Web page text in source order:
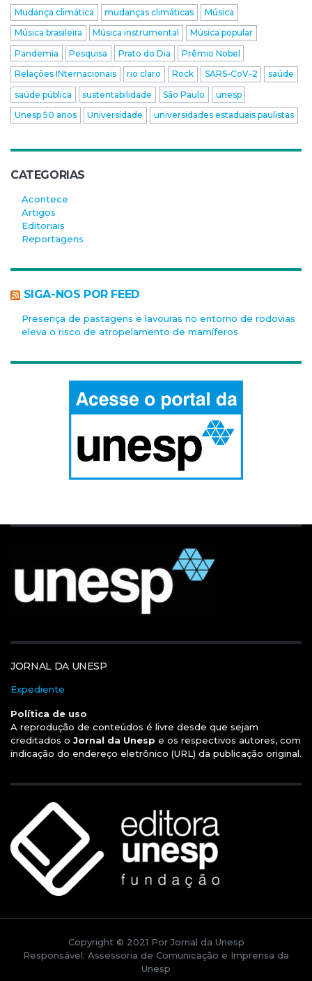
Mudança climática
mudanças climáticas
Música
Música brasileira
Música instrumental
Música popular
Pandemia
Pesquisa Prato do Dia
Prêmio Nobel
Relações INternacionais
rio claro Rock SARS-CoV-2
saúde
saúde pública
sustentabilidade São Paulo
unesp
Unesp 50 anos
Universidade universidades estaduais paulistas
CATEGORIAS
Acontece
Artigos
Editoriais
Reportagens
SIGA-NOS POR FEED
Presença de pastagens e lavouras no entorno de rodovias
eleva o risco de atropelamento de mamíferos
JORNAL DA UNESP
Expediente
Política de uso
A reprodução de conteúdos é livre desde que sejam
creditados o Jornal da Unesp e os respectivos autores, com
indicação do endereço eletrônico (URL) da publicação original.
Copyright © 2021 Por Jornal da Unesp
Responsável: Assessoria de Comunicação e Imprensa da
Unesp